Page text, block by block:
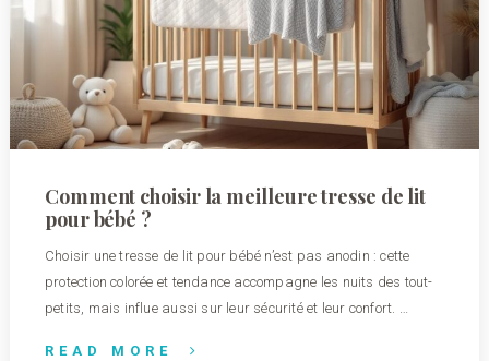
Comment choisir la meilleure tresse de lit
pour bébé ?
Choisir une tresse de lit pour bébé n’est pas anodin : cette
protection colorée et tendance accompagne les nuits des tout-
petits, mais influe aussi sur leur sécurité et leur confort. …
READ MORE